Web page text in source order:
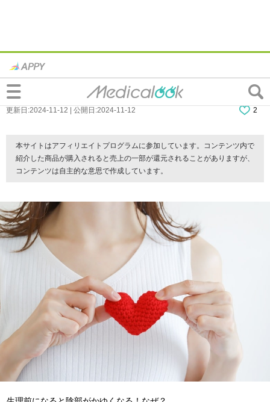
医師監修｜なぜ？生理前の陰部のかゆみ。
原因はホルモン？対処法も
更新日:2024-11-12 | 公開日:2024-11-12 2
本サイトはアフィリエイトプログラムに参加しています。コンテンツ内で
紹介した商品が購入されると売上の一部が還元されることがありますが、
コンテンツは自主的な意思で作成しています。